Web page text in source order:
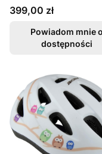
Cena
399,00 zł
Powiadom mnie o
dostępności